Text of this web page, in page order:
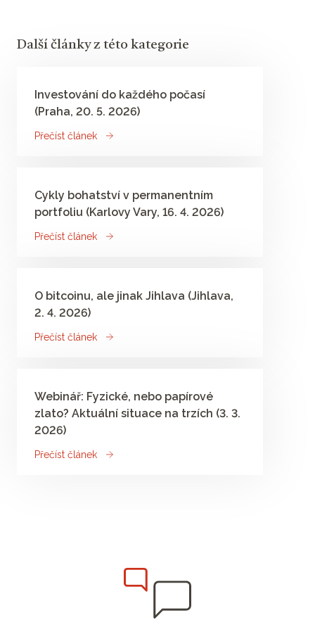
Další články z této kategorie
Investování do každého počasí​
(Praha, 20. 5. 2026)
Přečíst článek
Cykly bohatství v permanentním
portfoliu (Karlovy Vary, 16. 4. 2026)
Přečíst článek
O bitcoinu, ale jinak Jihlava (Jihlava,
2. 4. 2026)
Přečíst článek
Webinář: Fyzické, nebo papírové
zlato? Aktuální situace na trzích (3. 3.
2026)
Přečíst článek